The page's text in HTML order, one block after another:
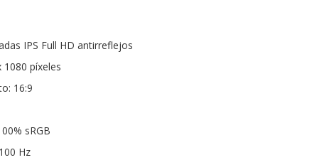
IPS Full HD antirreflejos
1080 píxeles
16:9
sRGB
Hz